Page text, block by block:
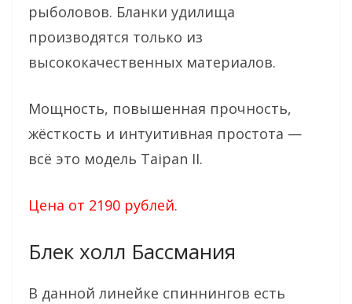
рыболовов. Бланки удилища
производятся только из
высококачественных материалов.
Мощность, повышенная прочность,
жёсткость и интуитивная простота —
всё это модель Taipan II.
Цена от 2190 рублей.
Блек холл Бассмания
В данной линейке спиннингов есть